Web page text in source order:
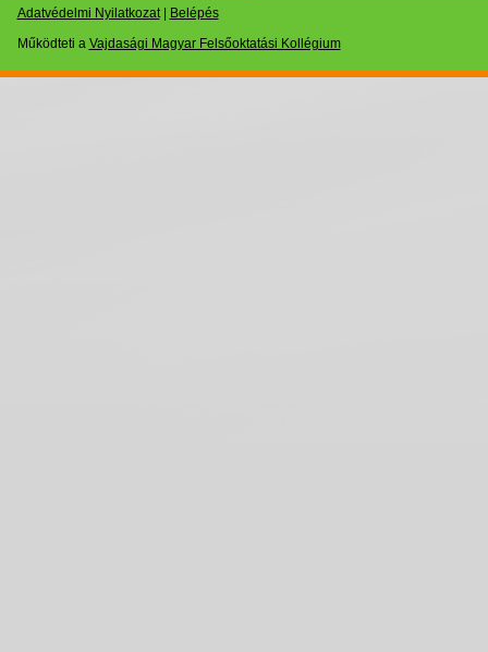
Adatvédelmi Nyilatkozat|
Belépés
Működteti a Vajdasági Magyar Felsőoktatási Kollégium